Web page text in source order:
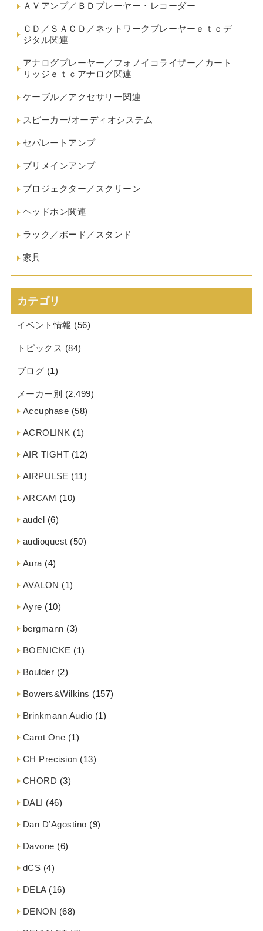
ＡＶアンプ／ＢＤプレーヤー・レコーダー
ＣＤ／ＳＡＣＤ／ネットワークプレーヤーｅｔｃデ
ジタル関連
アナログプレーヤー／フォノイコライザー／カート
リッジｅｔｃアナログ関連
ケーブル／アクセサリー関連
スピーカー/オーディオシステム
セパレートアンプ
プリメインアンプ
プロジェクター／スクリーン
ヘッドホン関連
ラック／ボード／スタンド
家具
カテゴリ
イベント情報 (56)
トピックス (84)
ブログ (1)
メーカー別 (2,499)
Accuphase (58)
ACROLINK (1)
AIR TIGHT (12)
AIRPULSE (11)
ARCAM (10)
audel (6)
audioquest (50)
Aura (4)
AVALON (1)
Ayre (10)
bergmann (3)
BOENICKE (1)
Boulder (2)
Bowers&Wilkins (157)
Brinkmann Audio (1)
Carot One (1)
CH Precision (13)
CHORD (3)
DALI (46)
Dan D’Agostino (9)
Davone (6)
dCS (4)
DELA(16)
DENON (68)